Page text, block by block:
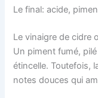
Le final: acide,
Le vinaigre de cidre
Un piment fumé,
étincelle. Toutefois,
notes douces qui